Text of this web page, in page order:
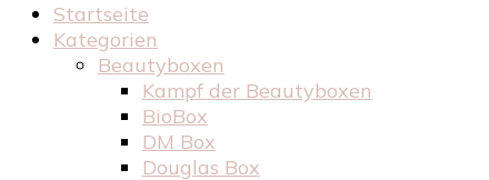
Startseite
Kategorien
Beautyboxen
Kampf der Beautyboxen
BioBox
DM Box
Douglas Box